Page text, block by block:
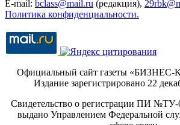
E-mail: bclass@mail.ru (редакция),
Политика конфиденциальности.
Официальный сайт газеты «БИЗНЕС-
Издание зарегистрировано 22
Свидетельство о регистрации ПИ №ТУ-
выдано Управлением Федеральной